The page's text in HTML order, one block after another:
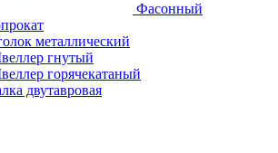
Фасонный
металлический
гнутый
горячекатаный
двутавровая